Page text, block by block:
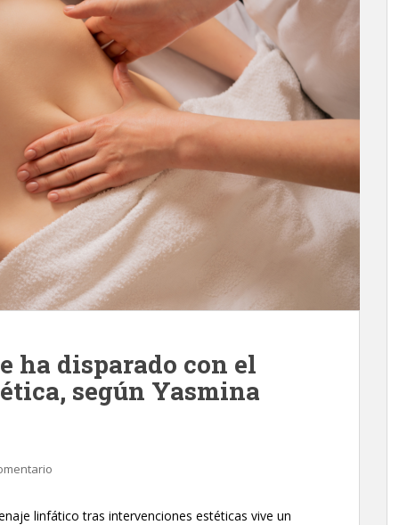
ha disparado con el
según Yasmina
linfático tras intervenciones estéticas vive un